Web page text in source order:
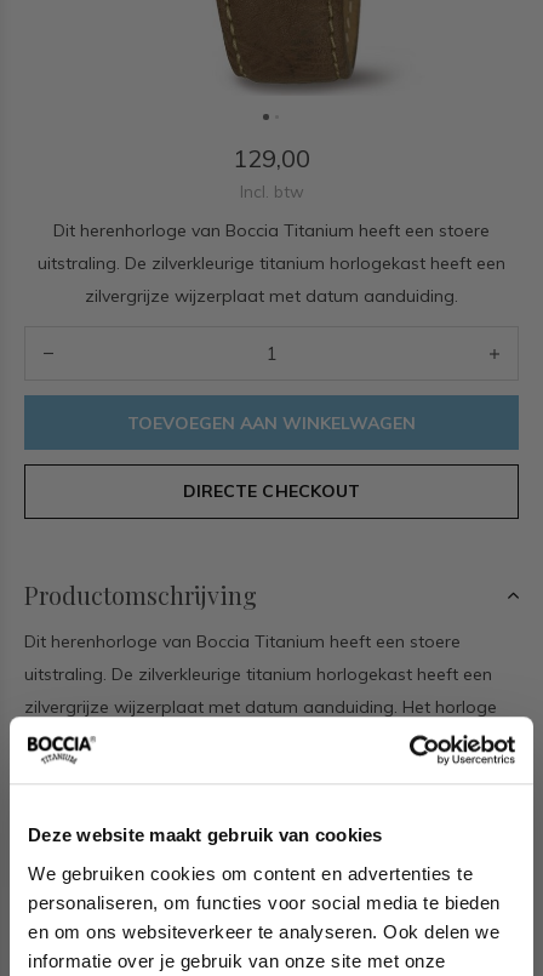
Deze website maakt gebruik van cookies
We gebruiken cookies om content en advertenties te
personaliseren, om functies voor social media te bieden
en om ons websiteverkeer te analyseren. Ook delen we
informatie over je gebruik van onze site met onze
129,00
Incl. btw
Dit herenhorloge van Boccia Titanium heeft een stoere
uitstraling. De zilverkleurige titanium horlogekast heeft een
zilvergrijze wijzerplaat met datum aanduiding.
TOEVOEGEN AAN WINKELWAGEN
DIRECTE CHECKOUT
Productomschrijving
Dit herenhorloge van Boccia Titanium heeft een stoere
uitstraling. De zilverkleurige titanium horlogekast heeft een
zilvergrijze wijzerplaat met datum aanduiding. Het horloge
heeft een ronde kast met een diameter van 39mm, een
saffierglas, en is 3ATM. Combineer dit prachtige exemplaar
complete look. Aan de titanium kast zit een bruine leren band.
Het merk
Boccia Titanium is het titanium merk van Nederland, dat zijn